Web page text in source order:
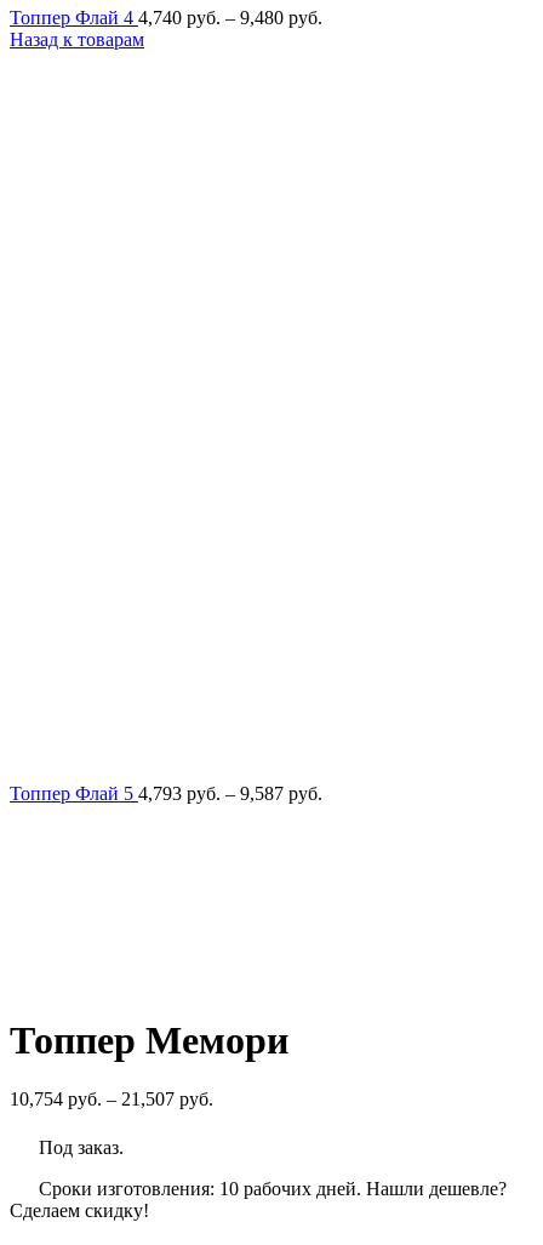
Топпер Флай 4 4,740 руб. – 9,480 руб.
Назад к товарам
Топпер Флай 5 4,793 руб. – 9,587 руб.
Топпер Мемори
10,754 руб. – 21,507 руб.
–
Под заказ.
Сроки изготовления: 10 рабочих дней. Нашли дешевле?
Сделаем скидку!